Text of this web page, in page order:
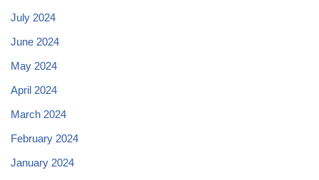
July 2024
June 2024
May 2024
April 2024
March 2024
February 2024
January 2024